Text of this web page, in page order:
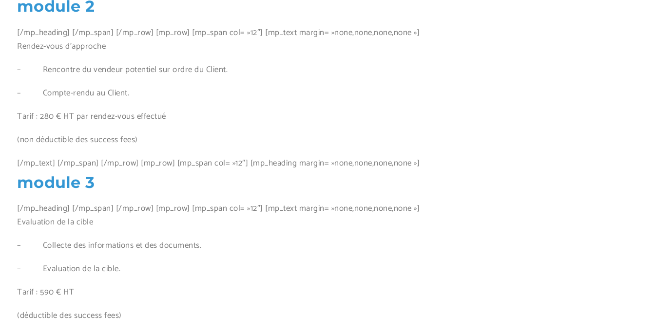
module 2
[/mp_heading] [/mp_span] [/mp_row] [mp_row] [mp_span col= »12″] [mp_text margin= »none,none,none,none »]
Rendez-vous d’approche
– Rencontre du vendeur potentiel sur ordre du Client.
– Compte-rendu au Client.
Tarif : 280 € HT par rendez-vous effectué
(non déductible des success fees)
[/mp_text] [/mp_span] [/mp_row] [mp_row] [mp_span col= »12″] [mp_heading margin= »none,none,none,none »]
module 3
[/mp_heading] [/mp_span] [/mp_row] [mp_row] [mp_span col= »12″] [mp_text margin= »none,none,none,none »]
Evaluation de la cible
– Collecte des informations et des documents.
– Evaluation de la cible.
Tarif : 590 € HT
(déductible des success fees)